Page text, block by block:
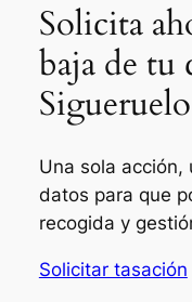
Solicita
baja de tu
Sigueruelo
Una sola
datos para que
recogida y
Solicitar tasación